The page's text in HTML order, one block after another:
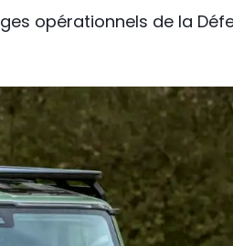
opérationnels de la